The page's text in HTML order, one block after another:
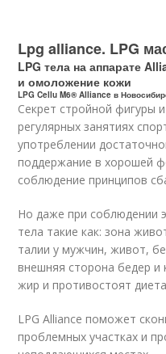
Lpg alliance. LPG
LPG тела на аппарате
и омоложение кожи
LPG Cellu M6® Alliance в
Секрет стройной фигуры
регулярных занятиях
употреблении
поддержание в хорошей
соблюдение принципов
Но даже при соблюдении
тела такие как: зона
талии у мужчин, живот,
внешняя сторона бедер
жир и противостоят
LPG Alliance поможет
проблемных участках и